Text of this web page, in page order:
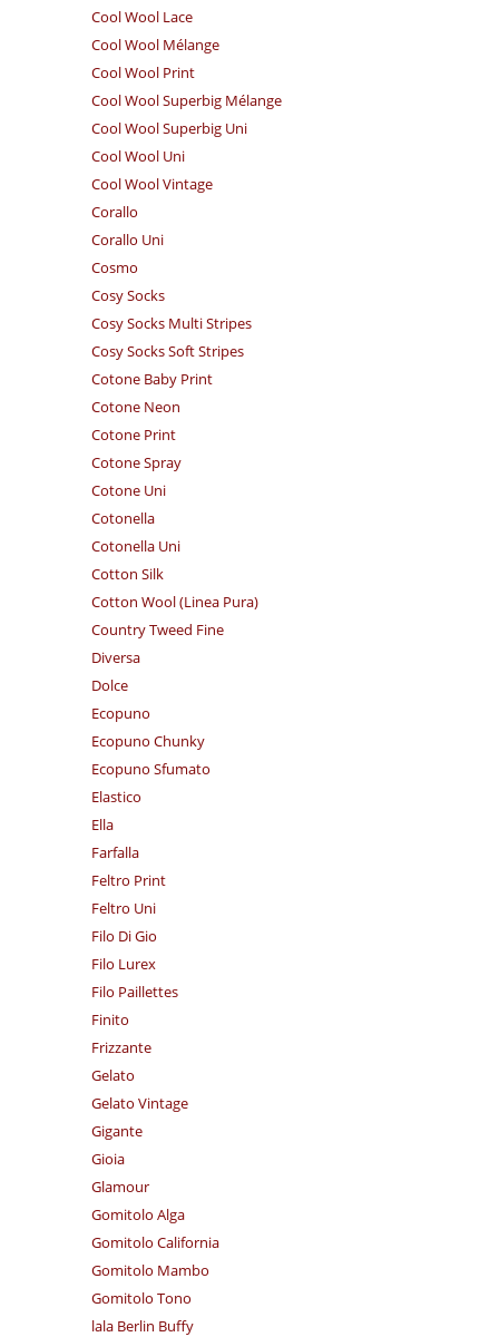
Cool Wool Lace
Cool Wool Mélange
Cool Wool Print
Cool Wool Superbig Mélange
Cool Wool Superbig Uni
Cool Wool Uni
Cool Wool Vintage
Corallo
Corallo Uni
Cosmo
Cosy Socks
Cosy Socks Multi Stripes
Cosy Socks Soft Stripes
Cotone Baby Print
Cotone Neon
Cotone Print
Cotone Spray
Cotone Uni
Cotonella
Cotonella Uni
Cotton Silk
Cotton Wool (Linea Pura)
Country Tweed Fine
Diversa
Dolce
Ecopuno
Ecopuno Chunky
Ecopuno Sfumato
Elastico
Ella
Farfalla
Feltro Print
Feltro Uni
Filo Di Gio
Filo Lurex
Filo Paillettes
Finito
Frizzante
Gelato
Gelato Vintage
Gigante
Gioia
Glamour
Gomitolo Alga
Gomitolo California
Gomitolo Mambo
Gomitolo Tono
lala Berlin Buffy